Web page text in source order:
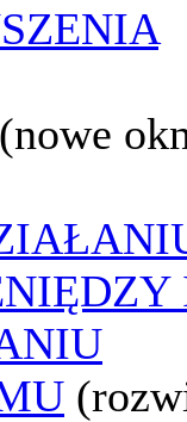
(nowe